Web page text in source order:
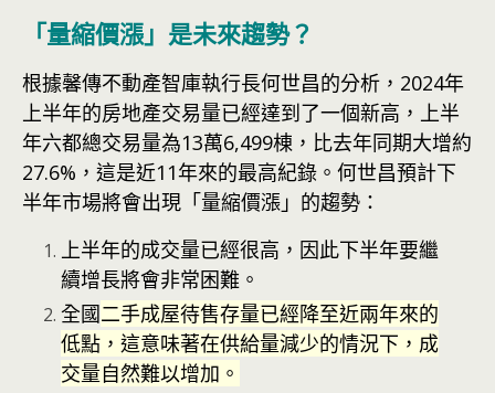
「量縮價漲」是未來趨勢？
根據馨傳不動產智庫執行長何世昌的分析，2024年
上半年的房地產交易量已經達到了一個新高，上半
年六都總交易量為13萬6,499棟，比去年同期大增約
27.6%，這是近11年來的最高紀錄。何世昌預計下
半年市場將會出現「量縮價漲」的趨勢：
上半年的成交量已經很高，因此下半年要繼
續增長將會非常困難。
全國二手成屋待售存量已經降至近兩年來的
低點，這意味著在供給量減少的情況下，成
交量自然難以增加。